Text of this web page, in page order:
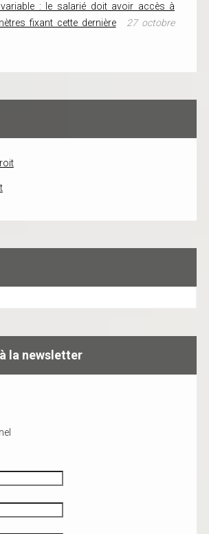
variable : le salarié doit avoir accès à
fixant cette dernière
27 octobre
la newsletter